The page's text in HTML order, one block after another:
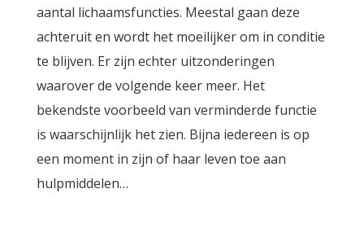
aantal lichaamsfuncties. Meestal gaan deze
achteruit en wordt het moeilijker om in conditie
te blijven. Er zijn echter uitzonderingen
waarover de volgende keer meer. Het
bekendste voorbeeld van verminderde functie
is waarschijnlijk het zien. Bijna iedereen is op
een moment in zijn of haar leven toe aan
hulpmiddelen…